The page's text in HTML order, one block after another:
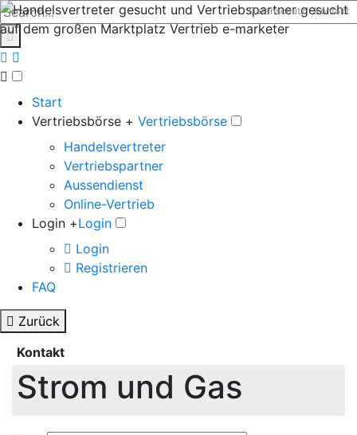
Datenschutz Kontakt
Start
Vertriebsbörse + Vertriebsbörse
Handelsvertreter
Vertriebspartner
Aussendienst
Online-Vertrieb
Login +Login
Login
Registrieren
FAQ
Zurück
Kontakt
Strom und Gas